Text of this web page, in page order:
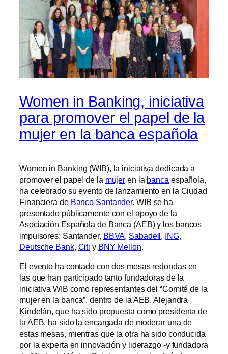
Women in Banking, iniciativa
para promover el papel de la
mujer en la banca española
Women in Banking (WIB), la iniciativa dedicada a
promover el papel de la mujer en la banca española,
ha celebrado su evento de lanzamiento en la Ciudad
Financiera de Banco Santander. WIB se ha
presentado públicamente con el apoyo de la
Asociación Española de Banca (AEB) y los bancos
impulsores: Santander, BBVA, Sabadell, ING,
Deutsche Bank, Citi y BNY Mellon.
El evento ha contado con dos mesas redondas en
las que han participado tanto fundadoras de la
iniciativa WIB como representantes del “Comité de la
mujer en la banca”, dentro de la AEB. Alejandra
Kindelán, que ha sido propuesta como presidenta de
la AEB, ha sido la encargada de moderar una de
estas mesas, mientras que la otra ha sido conducida
por la experta en innovación y liderazgo -y fundadora